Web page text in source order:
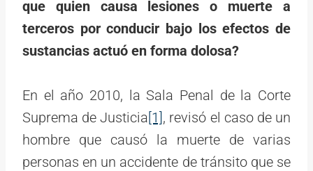
que quien causa lesiones o muerte a
terceros por conducir bajo los efectos de
sustancias actuó en forma dolosa?
En el año 2010, la Sala Penal de la Corte
Suprema de Justicia[1], revisó el caso de un
hombre que causó la muerte de varias
personas en un accidente de tránsito que se